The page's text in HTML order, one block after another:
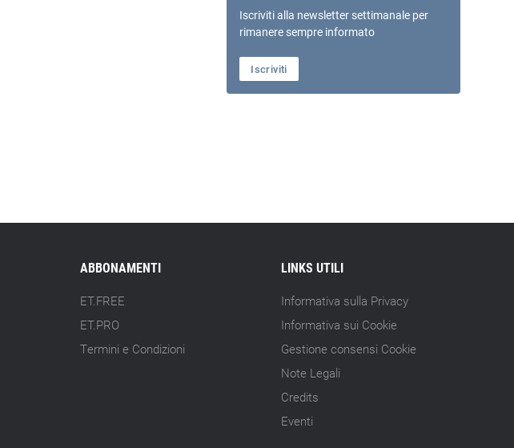
Iscriviti alla newsletter settimanale per
rimanere sempre informato
Iscriviti
ABBONAMENTI
ET.FREE
ET.PRO
Termini e Condizioni
LINKS UTILI
Informativa sulla Privacy
Informativa sui Cookie
Gestione consensi Cookie
Note Legali
Credits
Eventi